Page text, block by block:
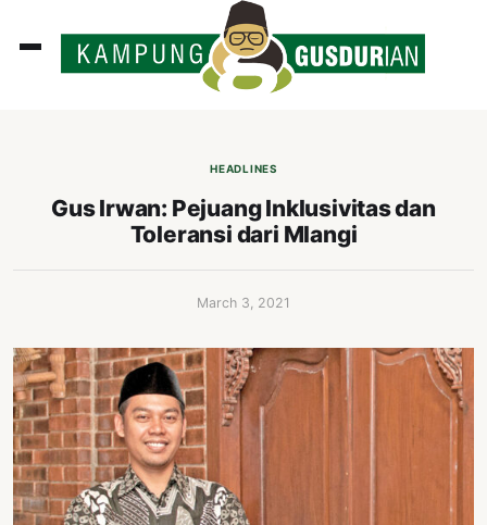
HEADLINES
Gus Irwan: Pejuang Inklusivitas dan
Toleransi dari Mlangi
March 3, 2021